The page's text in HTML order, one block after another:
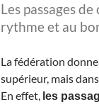
Les passages
rythme et au
La fédération
supérieur, mais
En effet, les